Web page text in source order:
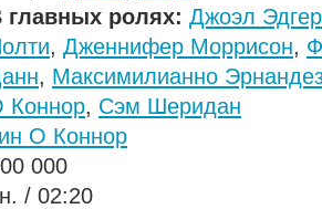
главных ролях: Джоэл
, Дженнифер Моррисон,
, Максимилианно
Коннор, Сэм Шеридан
О Коннор
000
/ 02:20